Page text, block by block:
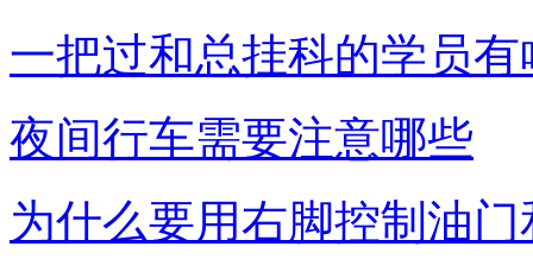
一把过和总挂科的学员有
夜间行车需要注意哪些
为什么要用右脚控制油